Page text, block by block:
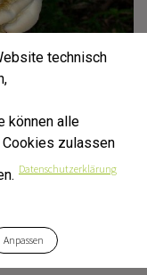
robiniophila
technisch
können alle
zulassen
Datenschutzerklärung
Anpassen